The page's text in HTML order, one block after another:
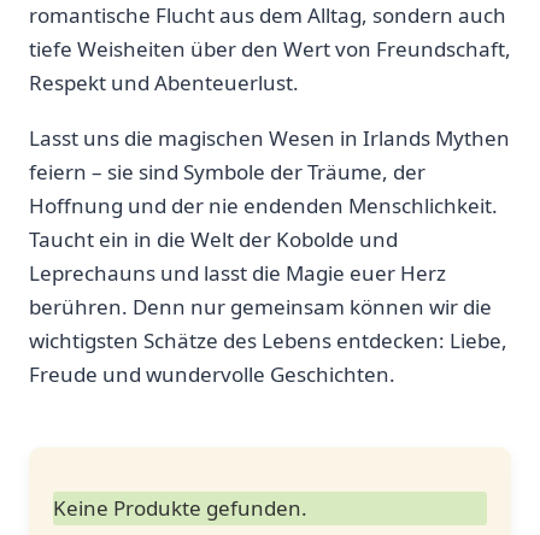
romantische Flucht aus dem ⁣Alltag, sondern auch
tiefe ‌Weisheiten über‌ den ⁣Wert von​ Freundschaft,
Respekt und Abenteuerlust.
Lasst ⁤uns die ‍magischen Wesen in Irlands Mythen
feiern – sie sind Symbole der​ Träume, der
Hoffnung und der nie endenden Menschlichkeit.
Taucht⁣ ein in die Welt der Kobolde und
Leprechauns und lasst‌ die Magie euer Herz
berühren. Denn⁤ nur ​gemeinsam können ⁢wir die
wichtigsten Schätze des ‌Lebens‌ entdecken:​ Liebe,‍
Freude⁤ und wundervolle Geschichten.
Keine Produkte gefunden.